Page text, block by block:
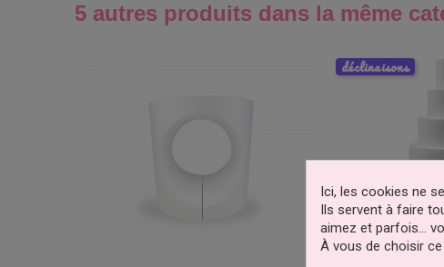
5 autres produits dans la même
déclinaisons
Ici, les cookies ne
Ils servent à faire
aimez et parfois…
À vous de choisir